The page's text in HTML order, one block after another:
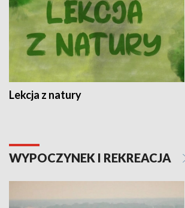
Lekcja z natury
WYPOCZYNEK I REKREACJA